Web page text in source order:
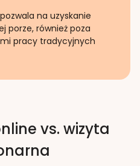
na uzyskanie
porze, również poza
pracy tradycyjnych
vs. wizyta